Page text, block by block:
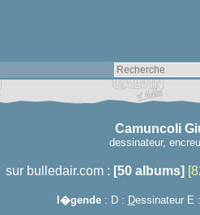
Camuncoli
dessinateur,
sur bulledair.com : [50 albums]
l�gende: D : Dessinateur E :